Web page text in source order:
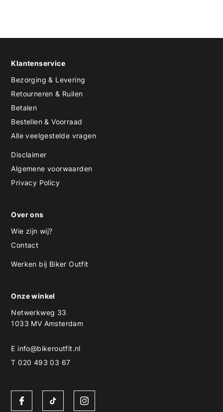
Klantenservice
Bezorging & Levering
Retourneren & Ruilen
Betalen
Bestellen & Voorraad
Alle veelgestelde vragen
Disclaimer
Algemene voorwaarden
Privacy Policy
Over ons
Wie zijn wij?
Contact
Werken bij Biker Outfit
Onze winkel
Netwerkweg 33
1033 MV Amsterdam
E info@bikeroutfit.nl
T 020 493 03 67